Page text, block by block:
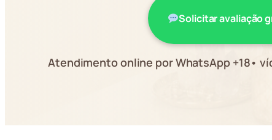
Solicitar avaliação
Atendimento online por WhatsApp +18•